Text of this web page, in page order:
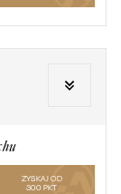
ZYSKAJ OD
300 PKT